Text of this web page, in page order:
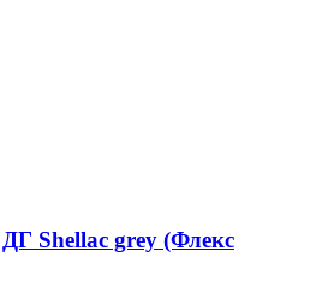
Shellac grey (Флекс